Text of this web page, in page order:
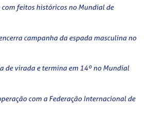
feitos históricos no Mundial de
campanha da espada masculina no
de virada e termina em 14º no Mundial
com a Federação Internacional de